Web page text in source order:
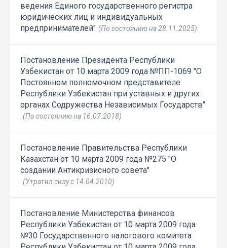
ведения Единого государственного регистра
юридических лиц и индивидуальных
предпринимателей" (По состоянию на 28.11.2025)
Постановление Президента Республики
Узбекистан от 10 марта 2009 года №ПП-1069 "О
Постоянном полномочном представителе
Республики Узбекистан при уставных и других
органах Содружества Независимых Государств"
(По состоянию на 16.07.2018)
Постановление Правительства Республики
Казахстан от 10 марта 2009 года №275 "О
создании Антикризисного совета"
(Утратил силу с 14.04.2010)
Постановление Министерства финансов
Республики Узбекистан от 10 марта 2009 года
№30 Государственного налогового комитета